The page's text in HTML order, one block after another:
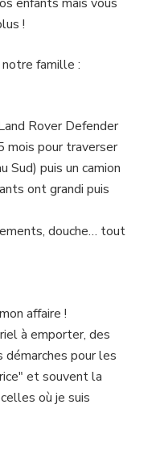
!
famille :
Rover Defender
mois pour traverser
Sud) puis un camion
ont grandi puis
douche… tout
affaire !
à emporter, des
pour les
et souvent la
où je suis